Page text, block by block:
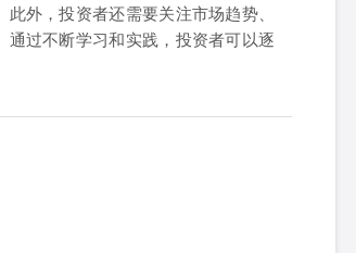
外，投资者还需要关注市场趋势、
过不断学习和实践，投资者可以逐